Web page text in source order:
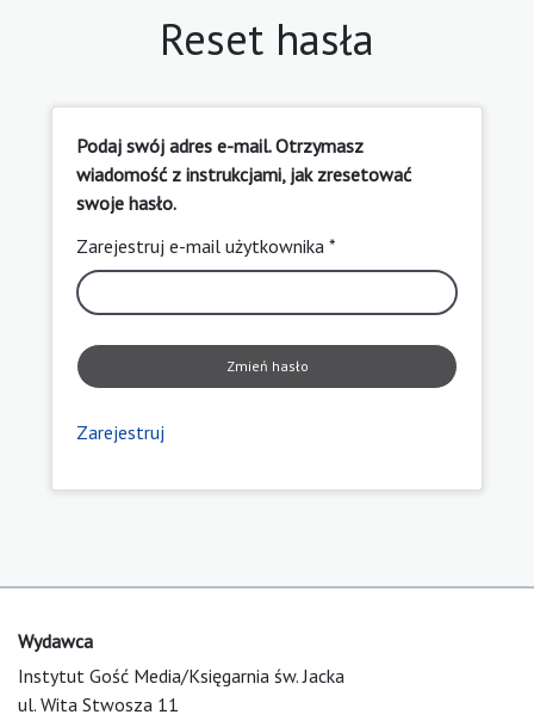
Reset hasła
Podaj swój adres e-mail. Otrzymasz
wiadomość z instrukcjami, jak zresetować
swoje hasło.
Zarejestruj e-mail użytkownika *
Zmień hasło
Zarejestruj
Wydawca
Instytut Gość Media/Księgarnia św. Jacka
ul. Wita Stwosza 11